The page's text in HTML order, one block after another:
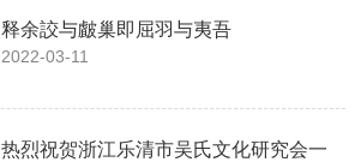
释余詨与皻巢即屈羽与夷吾
2022-03-11
热烈祝贺浙江乐清市吴氏文化研究会一